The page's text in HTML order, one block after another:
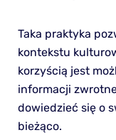
Taka praktyka
kontekstu
korzyścią jest
informacji
dowiedzieć się o
bieżąco.